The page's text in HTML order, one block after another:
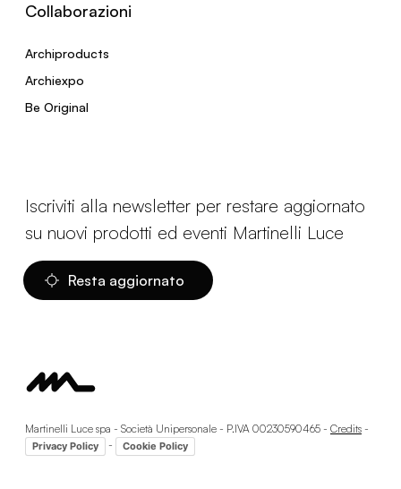
Collaborazioni
Archiproducts
Archiexpo
Be Original
Iscriviti alla newsletter per restare aggiornato
su nuovi prodotti ed eventi Martinelli Luce
Resta aggiornato
Martinelli Luce spa - Società Unipersonale - P.IVA 00230590465 - Credits -
Privacy Policy - Cookie Policy